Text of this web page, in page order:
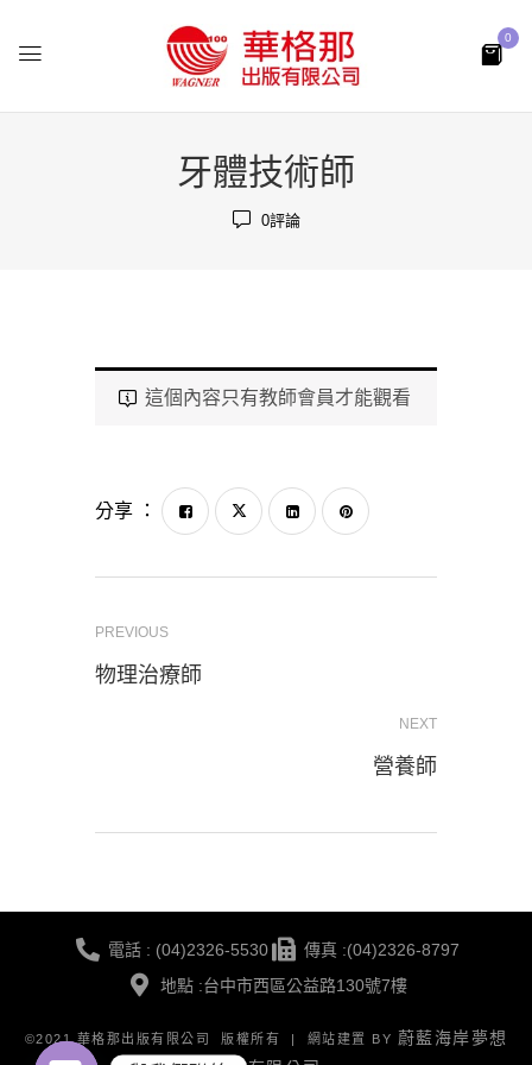
0
牙體技術師
0評論
這個內容只有教師會員才能觀看
分享 ：
PREVIOUS
物理治療師
NEXT
營養師
電話 : (04)2326-5530
傳真 :(04)2326-8797
地點 :台中市西區公益路130號7樓
©2021 華格那出版有限公司 版權所有 | 網站建置 BY 蔚藍海岸夢想